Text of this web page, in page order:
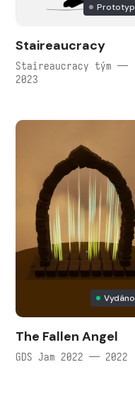
Prototyp
Staireaucracy
Staireaucracy tým —
2023
Vydáno
The Fallen Angel
GDS Jam 2022 — 2022